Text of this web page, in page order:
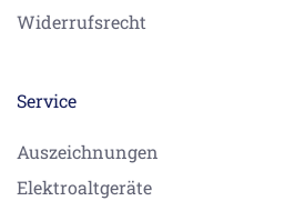
Widerrufsrecht
Service
Auszeichnungen
Elektroaltgeräte